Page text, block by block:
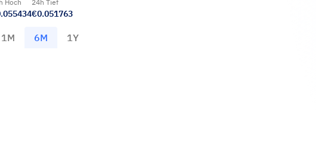
Hoch 24h Tief
€0.051763
1M 6M 1Y